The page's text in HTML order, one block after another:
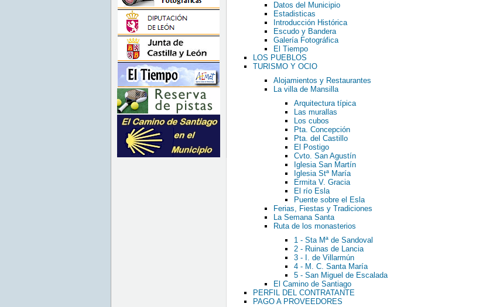
Datos del Municipio
Estadisticas
Introducción Histórica
Escudo y Bandera
Galería Fotográfica
El Tiempo
LOS PUEBLOS
TURISMO Y OCIO
Alojamientos y Restaurantes
La villa de Mansilla
Arquitectura típica
Las murallas
Los cubos
Pta. Concepción
Pta. del Castillo
El Postigo
Cvto. San Agustín
Iglesia San Martín
Iglesia Stª María
Ermita V. Gracia
El río Esla
Puente sobre el Esla
Ferias, Fiestas y Tradiciones
La Semana Santa
Ruta de los monasterios
1 - Sta Mª de Sandoval
2 - Ruinas de Lancia
3 - I. de Villarmún
4 - M. C. Santa María
5 - San Miguel de Escalada
El Camino de Santiago
PERFIL DEL CONTRATANTE
PAGO A PROVEEDORES